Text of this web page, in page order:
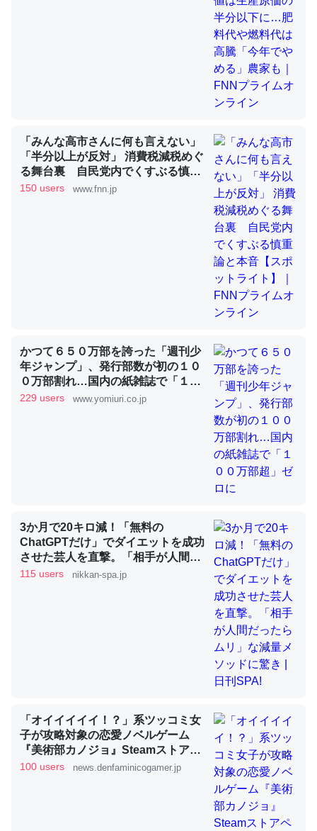
昆虫ってカルシウム少ないのか。知らんかった。調べたら
コオロギのカルシウム分はエビの600分の1程度。
論文では「淡水はカルシウムも酸素も不足してて両方に不
利だから両方が拮抗してるのでは」とあって面白い。海に
いる鋏角類（カブトガニ・ウミグモ）はカルシウムを使わ
ずキチンを強化してる筈だが、酵素が違うのか？
─ニュース :: 【研究発表】昆虫学の大問題＝「昆虫はなぜ海にいな
これを元に考えるとカルシウムを大量に使う脊椎動物と貝
類は苦労してるんだな…。腹足類だと殻を無くしてナメク
─ニュース :: 【研究発表】昆虫学の大問題＝「昆虫はなぜ海にいな
ウチもEchoを実家に置いて４年。でたまに覗いてる。ぼ
ちぼちRingも置こうかと画策中。あと、Googleマップで
位置情報を共有してる。電池残量や充電中かが分かるので
─たまにLINEするくらいだった遠方の父67歳と僕。ITツール導入で
コミュニケーションが劇的に変化した｜tayorini by LIFULL介護
ちょうど同じ理由でEcho Show 8を設定中でした。Prime
とかSpotifyを支払う孝行もできる。一生で親と会える残
り時間を日数にすると1週間とかの人が多いそうだけど、
それを実質100倍以上に伸ばす効果があるはず……
─たまにLINEするくらいだった遠方の父67歳と僕。ITツール導入で
コミュニケーションが劇的に変化した｜tayorini by LIFULL介護
「みんな高市さんに何も言えない」
「半分以上が反対」 消費税減税めぐ
る舞台裏 自民党内でくすぶる慎重
論と本音【スポットライト】｜FNN
150 users www.fnn.jp
かつて６５０万部を誇った「週刊少
年ジャンプ」、発行部数が初の１０
０万部割れ…国内の紙雑誌で「１０
０万部超」ゼロに
229 users www.yomiuri.co.jp
3か月で20キロ減！「無料の
ChatGPTだけ」でダイエットを成功
させた芸人を直撃。「相手が人間だ
ったらムリ」な減量メソッドに驚き
115 users nikkan-spa.jp
「オイイイイイ！？」系ツッコミ女
子が攻略対象の恋愛ノベルゲーム
『美術部カノジョ』Steamストアペ
ージが公開。「お前らーそろそろ自
100 users news.denfaminicogamer.jp